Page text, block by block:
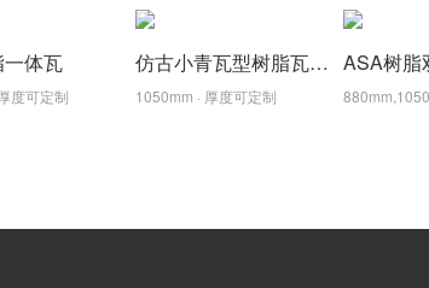
体瓦
度可定制
仿古小青瓦型树脂瓦,颜色厚度支持定制
1050mm · 厚度可定制